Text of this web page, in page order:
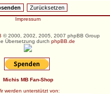
Impressum
© 2000, 2002, 2005, 2007 phpBB Group
Übersetzung durch phpBB.de
Michis MB Fan-Shop
werden unterstützt von: